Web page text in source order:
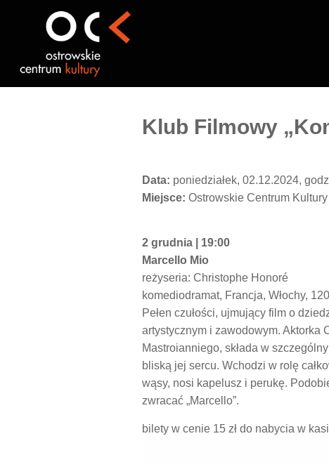
Klub Filmowy
Data: poniedziałek, 02.12.2024,
Miejsce: Ostrowskie Centrum Kultury
2 grudnia | 19:00
Marcello Mio
reżyseria: Christophe Honoré
komediodramat, Francja, Włochy,
Pełen czułości, ujmujący film o
artystycznym i zawodowym. Aktorka
Mastroianniego, składa w
bliską jej sercu. Wchodzi w rolę
wąsy, nosi kapelusz i perukę.
zwracać „Marcello”.
bilety w cenie 15 zł do nabycia w